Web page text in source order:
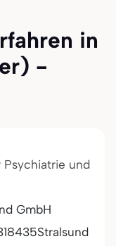
in
-
Psychiatrie und
GmbH
18435Stralsund